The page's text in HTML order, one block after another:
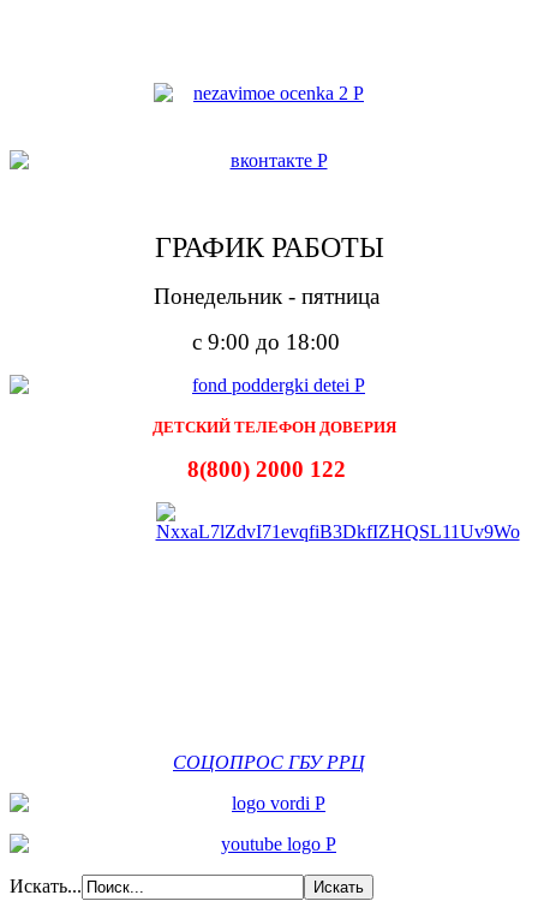
ГРАФИК РАБОТЫ
Понедельник - пятница
с 9:00 до 18:00
ДЕТСКИЙ ТЕЛЕФОН ДОВЕРИЯ
8(800) 2000 122
СОЦОПРОС ГБУ РРЦ
Искать...